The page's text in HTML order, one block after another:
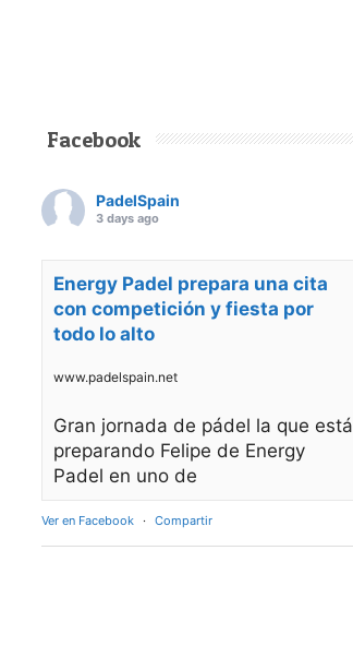
Facebook
PadelSpain
3 days ago
Energy Padel prepara una cita
con competición y fiesta por
todo lo alto
www.padelspain.net
Gran jornada de pádel la que está
preparando Felipe de Energy
Padel en uno de
Ver en Facebook · Compartir